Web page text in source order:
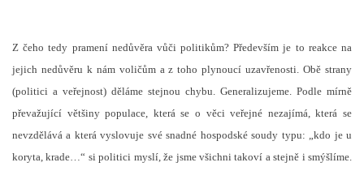
Z čeho tedy pramení nedůvěra vůči politikům? Především je to reakce na
jejich nedůvěru k nám voličům a z toho plynoucí uzavřenosti. Obě strany
(politici a veřejnost) děláme stejnou chybu. Generalizujeme. Podle mírně
převažující většiny populace, která se o věci veřejné nezajímá, která se
nevzdělává a která vyslovuje své snadné hospodské soudy typu: „kdo je u
koryta, krade…“ si politici myslí, že jsme všichni takoví a stejně i smýšlíme.